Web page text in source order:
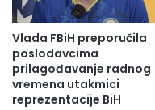
p
e
n
d
i
s
Vlada FBiH preporučila
poslodavcima
prilagođavanje radnog
vremena utakmici
reprezentacije BiH